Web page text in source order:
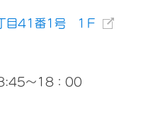
目41番1号 1Ｆ
～18：00